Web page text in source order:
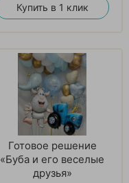
Купить в 1 клик
Готовое решение
«Буба и его веселые
друзья»